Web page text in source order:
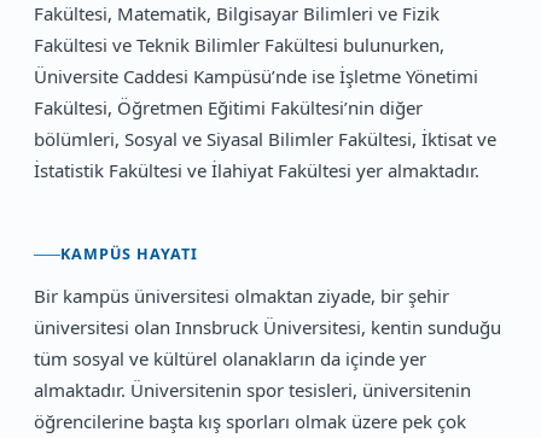
Fakültesi, Matematik, Bilgisayar Bilimleri ve Fizik
Fakültesi ve Teknik Bilimler Fakültesi bulunurken,
Üniversite Caddesi Kampüsü’nde ise İşletme Yönetimi
Fakültesi, Öğretmen Eğitimi Fakültesi’nin diğer
bölümleri, Sosyal ve Siyasal Bilimler Fakültesi, İktisat ve
İstatistik Fakültesi ve İlahiyat Fakültesi yer almaktadır.
KAMPÜS HAYATI
Bir kampüs üniversitesi olmaktan ziyade, bir şehir
üniversitesi olan Innsbruck Üniversitesi, kentin sunduğu
tüm sosyal ve kültürel olanakların da içinde yer
almaktadır. Üniversitenin spor tesisleri, üniversitenin
öğrencilerine başta kış sporları olmak üzere pek çok